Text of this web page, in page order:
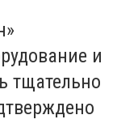
и
тщательно